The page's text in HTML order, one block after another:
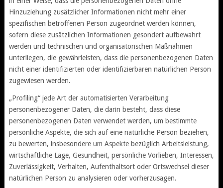
Hinzuziehung zusätzlicher Informationen nicht mehr einer
spezifischen betroffenen Person zugeordnet werden können,
sofern diese zusätzlichen Informationen gesondert aufbewahrt
werden und technischen und organisatorischen Maßnahmen
unterliegen, die gewährleisten, dass die personenbezogenen Daten
nicht einer identifizierten oder identifizierbaren natürlichen Person
zugewiesen werden.
„Profiling“ jede Art der automatisierten Verarbeitung
personenbezogener Daten, die darin besteht, dass diese
personenbezogenen Daten verwendet werden, um bestimmte
persönliche Aspekte, die sich auf eine natürliche Person beziehen,
zu bewerten, insbesondere um Aspekte bezüglich Arbeitsleistung,
wirtschaftliche Lage, Gesundheit, persönliche Vorlieben, Interessen,
Zuverlässigkeit, Verhalten, Aufenthaltsort oder Ortswechsel dieser
natürlichen Person zu analysieren oder vorherzusagen.